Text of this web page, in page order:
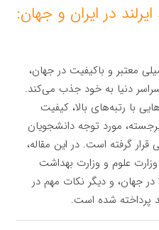
در ایران و جهان:
معتبر و باکیفیت در جهان،
دنیا به خود جذب می‌کند.
با رتبه‌های بالا، کیفیت
مورد توجه دانشجویان
قرار گرفته است. در این مقاله،
علوم و وزارت بهداشت
در جهان، و دیگر نکات مهم در
پرداخته شده است.